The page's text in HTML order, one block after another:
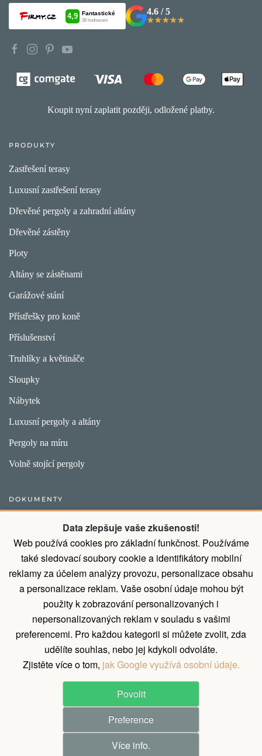
Data zlepšuje vaše zkušenosti!
Web používá cookies pro základní funkčnost. Používáme
také sledovací soubory cookie a identifikátory mobilní
reklamy za účelem analýzy provozu, personalizace obsahu
a personalizace reklam. Vaše osobní údaje mohou být
použity k zobrazování personalizovaných i
nepersonalizovaných reklam v souladu s vašimi
preferencemi. Pro každou kategorii si můžete zvolit, zda
udělíte souhlas, nebo jej kdykoli odvoláte.
Zjistěte více o tom, jak Google využívá osobní údaje.
Povolit
Preference
Více info.
4.6 / 5
★★★★★
★★★★★
Koupit nyní zaplatit později, odložené platby.
PRODUKTY
Zastřešení terasy
Luxusní zastřešení terasy
Dřevěné pergoly a zahradní altány
Dřevěné zástěny
Ploty
Altány se zástěnami
Garážové stání
Přístřešky pro koně
Příslušenství
Truhlíky a květináče
Sloupky
Nábytek
Luxusní pergoly a altány
Pergoly na míru
Volně stojící pergoly
DOKUMENTY
Obecný postup pro vytvoření objednávky
Přirozené vlastnosti dřeva
Všeobecné obchodní podmínky a podmínky ochrany osobních
údajů
Díky montáži od nás ušetříte 9% z ceny
Zásady zpracování osobních údajů
All rights reserved.
Realization ♥ JOOMLA GURU